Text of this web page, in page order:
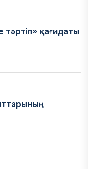
тәртіп» қағидаты